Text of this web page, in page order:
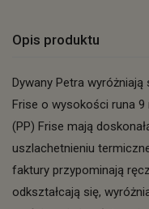
Opis produktu
Dywany Petra
Frise o wysokości runa 9
(PP) Frise mają
uszlachetnieniu
faktury przypominają
odkształcają się,